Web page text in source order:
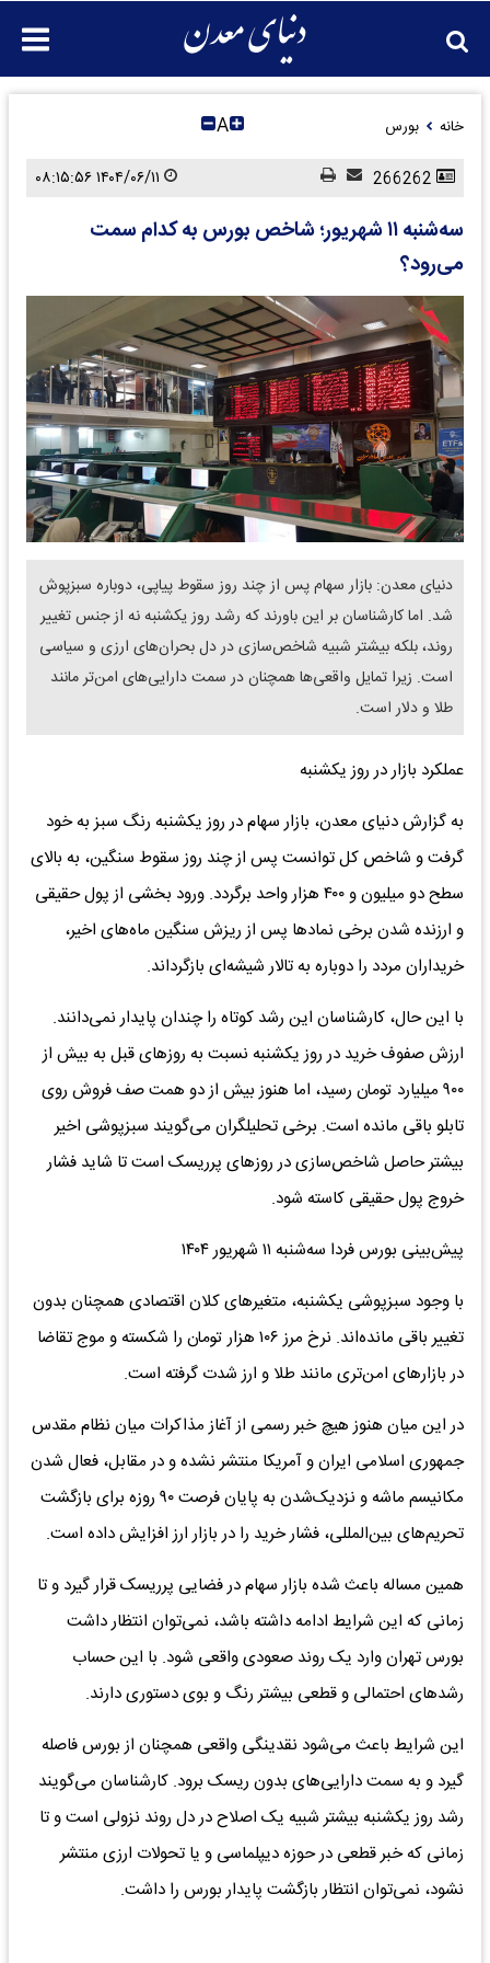
خانه بورس A
​سه‌شنبه ۱۱ شهریور؛ شاخص بورس به کدام سمت
می‌رود؟
دنیای معدن: بازار سهام پس از چند روز سقوط پیاپی، دوباره سبزپوش
شد. اما کارشناسان بر این باورند که رشد روز یکشنبه نه از جنس تغییر
روند، بلکه بیشتر شبیه شاخص‌سازی در دل بحران‌های ارزی و سیاسی
است. زیرا تمایل واقعی‌ها همچنان در سمت دارایی‌های امن‌تر مانند
طلا و دلار است.
عملکرد بازار در روز یکشنبه
به گزارش دنیای معدن، بازار سهام در روز یکشنبه رنگ سبز به خود
گرفت و شاخص کل توانست پس از چند روز سقوط سنگین، به بالای
سطح دو میلیون و ۴۰۰ هزار واحد برگردد. ورود بخشی از پول حقیقی
و ارزنده شدن برخی نمادها پس از ریزش سنگین ماه‌های اخیر،
خریداران مردد را دوباره به تالار شیشه‌ای بازگرداند.
با این حال، کارشناسان این رشد کوتاه را چندان پایدار نمی‌دانند.
ارزش صفوف خرید در روز یکشنبه نسبت به روزهای قبل به بیش از
۹۰۰ میلیارد تومان رسید، اما هنوز بیش از دو همت صف فروش روی
تابلو باقی مانده است. برخی تحلیلگران می‌گویند سبزپوشی اخیر
بیشتر حاصل شاخص‌سازی در روزهای پرریسک است تا شاید فشار
خروج پول حقیقی کاسته شود.
پیش‌بینی بورس فردا سه‌شنبه ۱۱ شهریور ۱۴۰۴
با وجود سبزپوشی یکشنبه، متغیرهای کلان اقتصادی همچنان بدون
تغییر باقی مانده‌اند. نرخ مرز ۱۰۶ هزار تومان را شکسته و موج تقاضا
در بازارهای امن‌تری مانند طلا و ارز شدت گرفته است.
در این میان هنوز هیچ خبر رسمی از آغاز مذاکرات میان نظام مقدس
جمهوری اسلامی ایران و آمریکا منتشر نشده و در مقابل، فعال شدن
مکانیسم ماشه و نزدیک‌شدن به پایان فرصت ۹۰ روزه برای بازگشت
تحریم‌های بین‌المللی، فشار خرید را در بازار ارز افزایش داده است.
همین مساله باعث شده بازار سهام در فضایی پرریسک قرار گیرد و تا
زمانی که این شرایط ادامه داشته باشد، نمی‌توان انتظار داشت
بورس تهران وارد یک روند صعودی واقعی شود. با این حساب
رشدهای احتمالی و قطعی بیشتر رنگ و بوی دستوری دارند.
این شرایط باعث می‌شود نقدینگی واقعی همچنان از بورس فاصله
گیرد و به سمت دارایی‌های بدون ریسک برود. کارشناسان می‌گویند
رشد روز یکشنبه بیشتر شبیه یک اصلاح در دل روند نزولی است و تا
زمانی که خبر قطعی در حوزه دیپلماسی و یا تحولات ارزی منتشر
نشود، نمی‌توان انتظار بازگشت پایدار بورس را داشت.